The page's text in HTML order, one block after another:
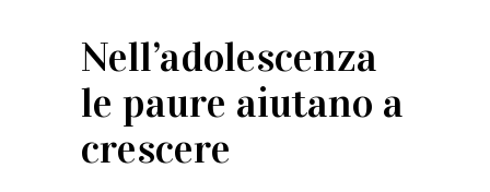
Nell’adolescenza
le paure aiutano a
crescere